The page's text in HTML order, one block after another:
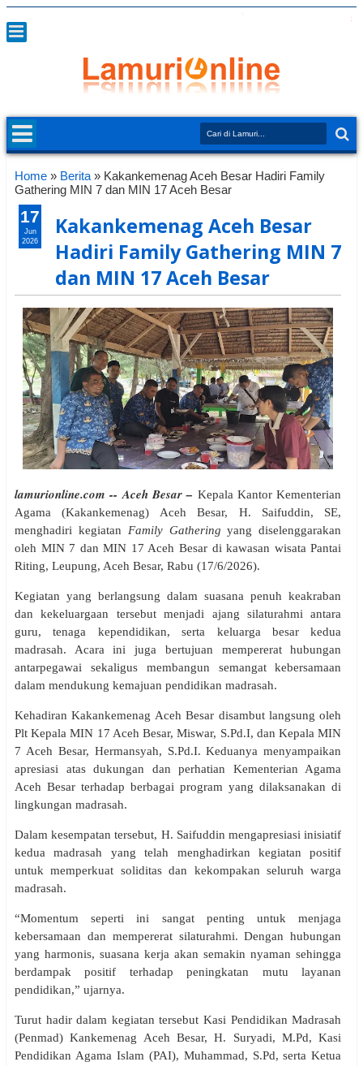
Home » Berita » Kakankemenag Aceh Besar Hadiri Family
Gathering MIN 7 dan MIN 17 Aceh Besar
Kakankemenag Aceh Besar
Hadiri Family Gathering MIN 7
dan MIN 17 Aceh Besar
lamurionline.com -- Aceh Besar – Kepala Kantor Kementerian
Agama (Kakankemenag) Aceh Besar, H. Saifuddin, SE,
menghadiri kegiatan Family Gathering yang diselenggarakan
oleh MIN 7 dan MIN 17 Aceh Besar di kawasan wisata Pantai
Riting, Leupung, Aceh Besar, Rabu (17/6/2026).
Kegiatan yang berlangsung dalam suasana penuh keakraban
dan kekeluargaan tersebut menjadi ajang silaturahmi antara
guru, tenaga kependidikan, serta keluarga besar kedua
madrasah. Acara ini juga bertujuan mempererat hubungan
antarpegawai sekaligus membangun semangat kebersamaan
dalam mendukung kemajuan pendidikan madrasah.
Kehadiran Kakankemenag Aceh Besar disambut langsung oleh
Plt Kepala MIN 17 Aceh Besar, Miswar, S.Pd.I, dan Kepala MIN
7 Aceh Besar, Hermansyah, S.Pd.I. Keduanya menyampaikan
apresiasi atas dukungan dan perhatian Kementerian Agama
Aceh Besar terhadap berbagai program yang dilaksanakan di
lingkungan madrasah.
Dalam kesempatan tersebut, H. Saifuddin mengapresiasi inisiatif
kedua madrasah yang telah menghadirkan kegiatan positif
untuk memperkuat soliditas dan kekompakan seluruh warga
madrasah.
“Momentum seperti ini sangat penting untuk menjaga
kebersamaan dan mempererat silaturahmi. Dengan hubungan
yang harmonis, suasana kerja akan semakin nyaman sehingga
berdampak positif terhadap peningkatan mutu layanan
pendidikan,” ujarnya.
Turut hadir dalam kegiatan tersebut Kasi Pendidikan Madrasah
(Penmad) Kankemenag Aceh Besar, H. Suryadi, M.Pd, Kasi
Pendidikan Agama Islam (PAI), Muhammad, S.Pd, serta Ketua
17
Jun
2026